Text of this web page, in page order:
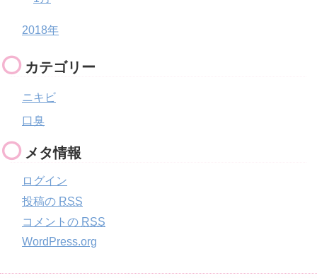
2018年
カテゴリー
ニキビ
口臭
メタ情報
ログイン
投稿の RSS
コメントの RSS
WordPress.org